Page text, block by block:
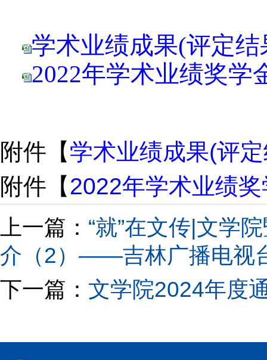
学术业绩成果(评定结
2022年学术业绩奖学
附件【学术业绩成果(评
附件【2022年学术业绩
上一篇： “就”在文传|文学
介（2）——吉林广播电视
下一篇： 文学院2024年度